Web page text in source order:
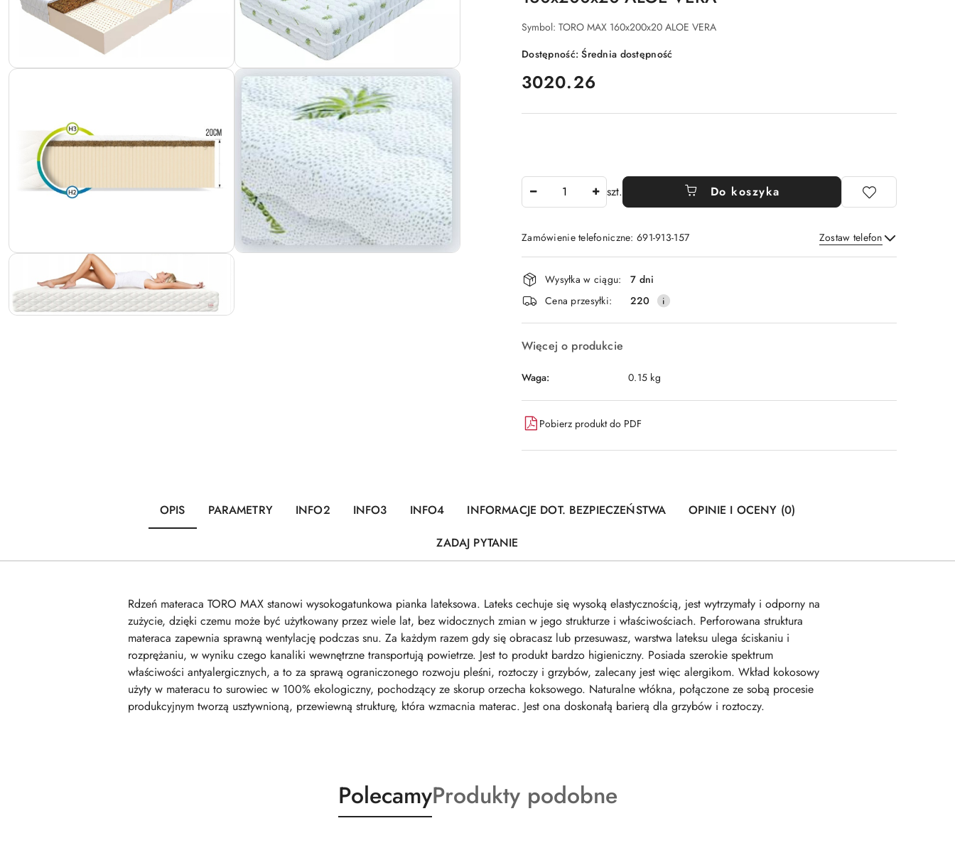
Symbol: TORO MAX 160x200x20 ALOE VERA
Dostępność:Średnia dostępność
cena:
3020.26
szt. Do koszyka
Zamówienie telefoniczne: 691-913-157 Zostaw telefon
Wyślij
Dostępność
i
dostawa
Wysyłka w ciągu:
7 dni
Cena przesyłki:
220
Więcej o produkcie
Waga: 0.15 kg
Pobierz produkt do PDF
OPIS PARAMETRY INFO2 INFO3 INFO4 INFORMACJE DOT. BEZPIECZEŃSTWA
OPINIE I OCENY (0)
ZADAJ PYTANIE
Rdzeń materaca TORO MAX stanowi wysokogatunkowa pianka lateksowa. Lateks cechuje się wysoką elastycznością, jest wytrzymały i odporny na
zużycie, dzięki czemu może być użytkowany przez wiele lat, bez widocznych zmian w jego strukturze i właściwościach. Perforowana struktura
materaca zapewnia sprawną wentylację podczas snu. Za każdym razem gdy się obracasz lub przesuwasz, warstwa lateksu ulega ściskaniu i
rozprężaniu, w wyniku czego kanaliki wewnętrzne transportują powietrze. Jest to produkt bardzo higieniczny. Posiada szerokie spektrum
właściwości antyalergicznych, a to za sprawą ograniczonego rozwoju pleśni, roztoczy i grzybów, zalecany jest więc alergikom. Wkład kokosowy
użyty w materacu to surowiec w 100% ekologiczny, pochodzący ze skorup orzecha koksowego. Naturalne włókna, połączone ze sobą procesie
produkcyjnym tworzą usztywnioną, przewiewną strukturę, która wzmacnia materac. Jest ona doskonałą barierą dla grzybów i roztoczy.
Produkty
o
PolecamyProdukty
o
Produkty podobne